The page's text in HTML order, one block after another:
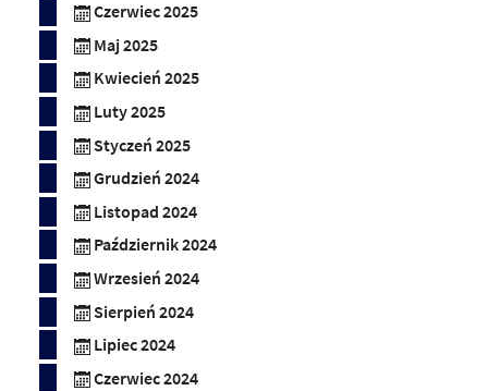
Czerwiec 2025
Maj 2025
Kwiecień 2025
Luty 2025
Styczeń 2025
Grudzień 2024
Listopad 2024
Październik 2024
Wrzesień 2024
Sierpień 2024
Lipiec 2024
Czerwiec 2024